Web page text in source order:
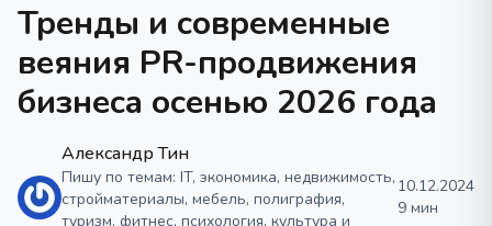
Тренды и современные
веяния PR-продвижения
бизнеса осенью 2026 года
Александр Тин
Пишу по темам: IT, экономика, недвижимость,
стройматериалы, мебель, полиграфия,
туризм, фитнес, психология, культура и
10.12.2024
9 мин